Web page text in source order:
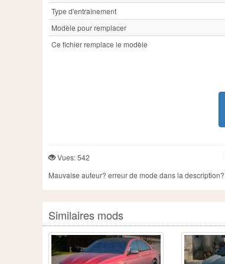
Type d'entraînement
Modèle pour remplacer
Ce fichier remplace le modèle
Vues: 542
Mauvaise auteur? erreur de mode dans la description?
Similaires mods